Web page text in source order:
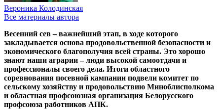
Вероника Колодинская
Все материалы автора
Весенний сев – важнейший этап, в ходе которого
закладывается основа продовольственной безопасности и
экономического благополучия всей страны. Это хорошо
знают наши аграрии – люди высокой самоотдачи и
профессионалы своего дела. Итоги областного
соревнования посевной кампании подвели комитет по
сельскому хозяйству и продовольствию Миноблисполкома
и областная профсоюзная организация Белорусского
профсоюза работников АПК.